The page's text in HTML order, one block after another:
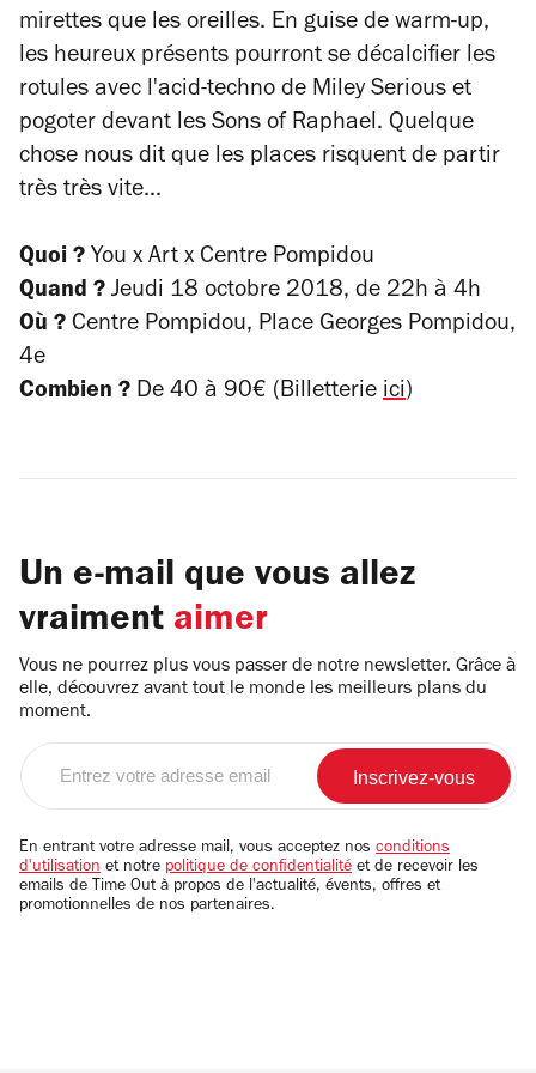
mirettes que les oreilles. En guise de warm-up,
les heureux présents pourront se décalcifier les
rotules avec l'acid-techno de Miley Serious et
pogoter devant les Sons of Raphael. Quelque
chose nous dit que les places risquent de partir
très très vite...
Quoi ? You x Art x Centre Pompidou
Quand ? Jeudi 18 octobre 2018, de 22h à 4h
Où ? Centre Pompidou, Place Georges Pompidou,
4e
Combien ? De 40 à 90€ (Billetterie ici)
Un e-mail que vous allez
vraiment aimer
Vous ne pourrez plus vous passer de notre newsletter. Grâce à
elle, découvrez avant tout le monde les meilleurs plans du
moment.
email
En entrant votre adresse mail, vous acceptez nos conditions
d'utilisation et notre politique de confidentialité et de recevoir les
emails de Time Out à propos de l'actualité, évents, offres et
promotionnelles de nos partenaires.